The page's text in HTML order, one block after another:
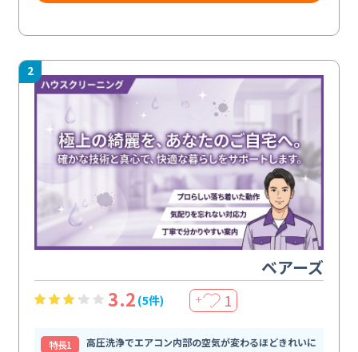
2
ベアーズ
3.2 (5件) ＋ 1
特⻑1
高圧洗浄でエアコン内部の空気が変わるほどきれいに